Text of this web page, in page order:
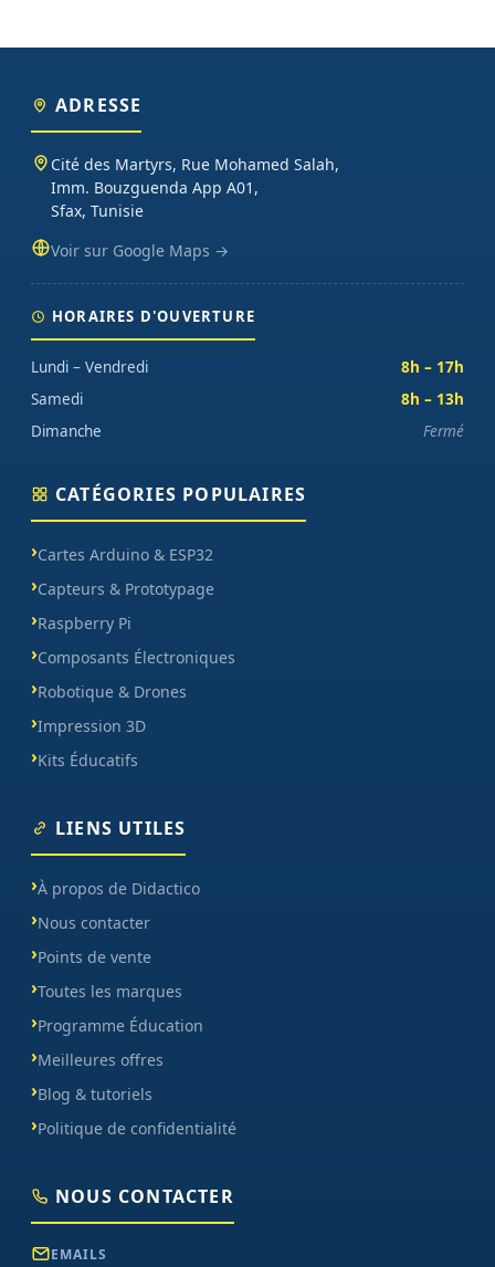
ADRESSE
Cité des Martyrs, Rue Mohamed Salah,
Imm. Bouzguenda App A01,
Sfax, Tunisie
Voir sur Google Maps →
HORAIRES D'OUVERTURE
Lundi – Vendredi
8h – 17h
Samedi
8h – 13h
Dimanche
Fermé
CATÉGORIES POPULAIRES
Cartes Arduino & ESP32
Capteurs & Prototypage
Raspberry Pi
Composants Électroniques
Robotique & Drones
Impression 3D
Kits Éducatifs
LIENS UTILES
À propos de Didactico
Nous contacter
Points de vente
Toutes les marques
Programme Éducation
Meilleures offres
Blog & tutoriels
Politique de confidentialité
NOUS CONTACTER
EMAILS